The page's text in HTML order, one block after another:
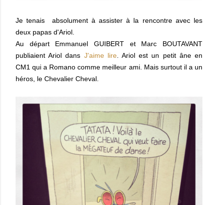
Je tenais absolument à assister à la rencontre avec les
deux papas d'Ariol.
Au départ Emmanuel GUIBERT et Marc BOUTAVANT
publiaient Ariol dans J'aime lire. Ariol est un petit âne en
CM1 qui a Romano comme meilleur ami. Mais surtout il a un
héros, le Chevalier Cheval.